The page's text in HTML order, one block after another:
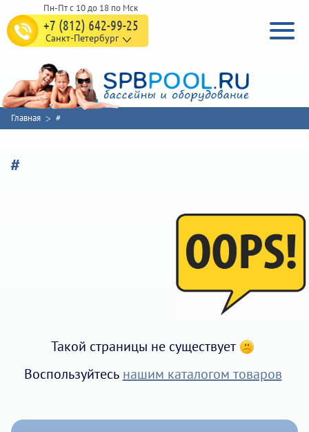
+7 (812) 642-99-25
Санкт-Петербург
Главная #
#
Такой страницы не существует
Воспользуйтесь нашим каталогом товаров